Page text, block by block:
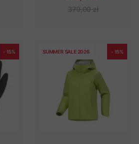
379,00 zł
- 15% SUMMER SALE 2026 - 15%